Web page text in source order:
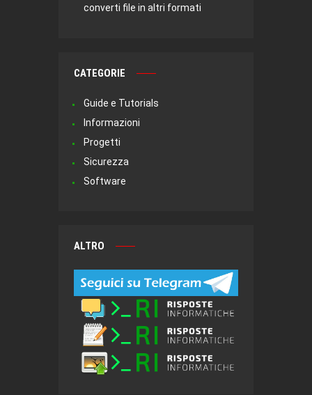
converti file in altri formati
CATEGORIE
Guide e Tutorials
Informazioni
Progetti
Sicurezza
Software
ALTRO